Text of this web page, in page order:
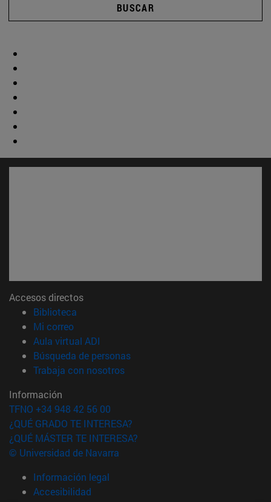
BUSCAR
Accesos directos
Biblioteca
Mi correo(abre en nueva ventana)
Aula virtual ADI
Búsqueda de personas(abre en nueva ventana)
Trabaja con nosotros(abre en nueva ventana)
Información
TFNO +34 948 42 56 00
¿QUÉ GRADO TE INTERESA?
¿QUÉ MÁSTER TE INTERESA?
© Universidad de Navarra
Información legal
Accesibilidad